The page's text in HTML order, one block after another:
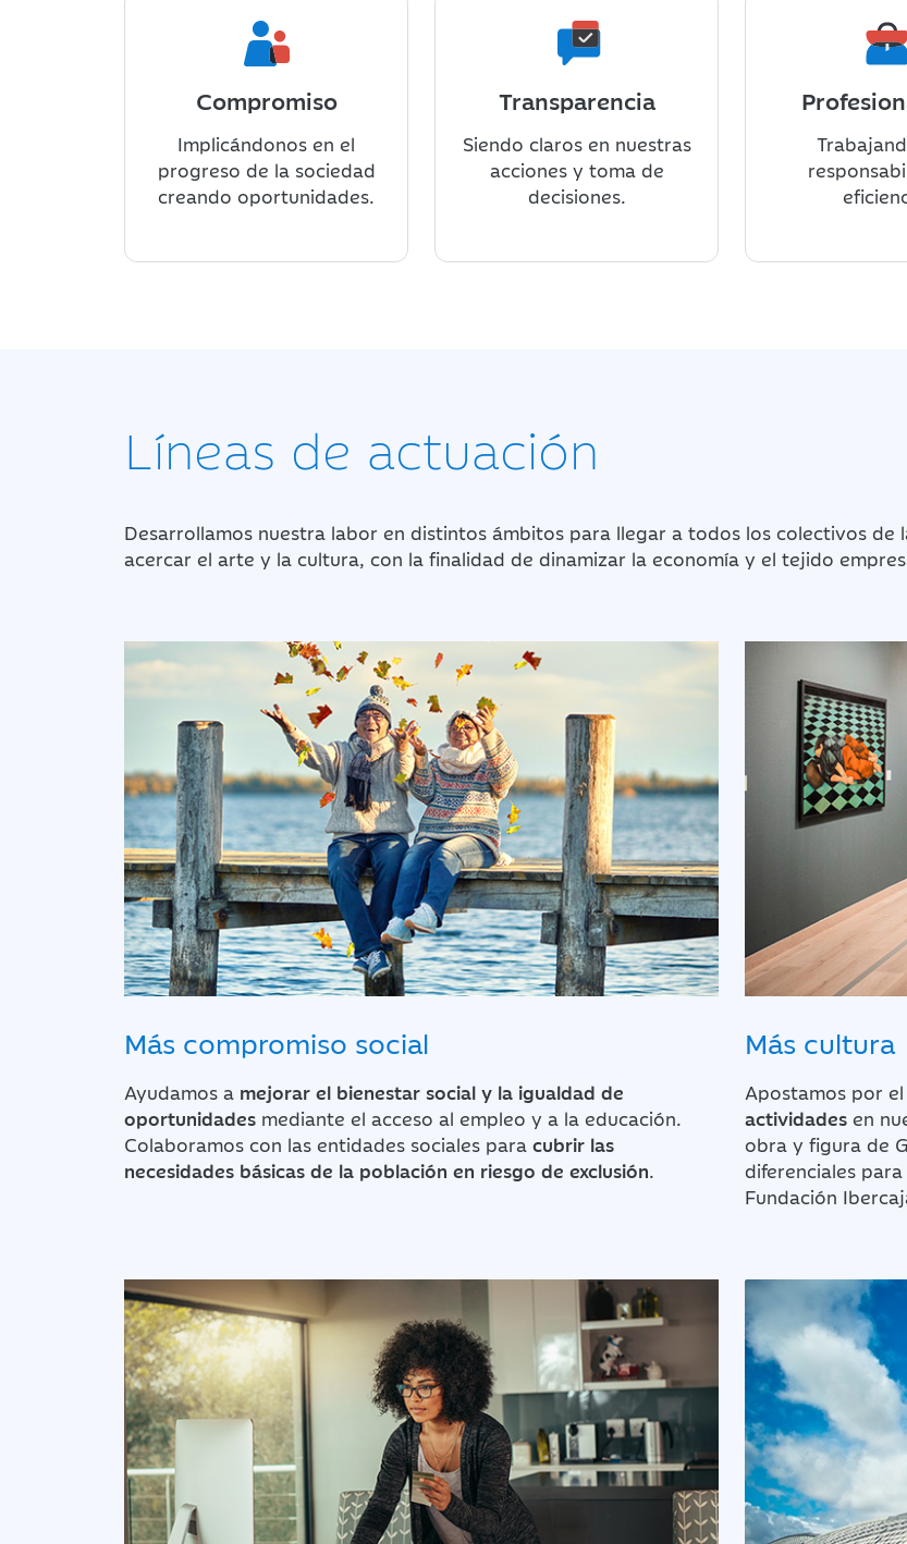
Compromiso
Implicándonos en el
progreso de la sociedad
creando oportunidades.
Transparencia
Siendo claros en nuestras
acciones y toma de
decisiones.
Líneas de actuación
Desarrollamos nuestra labor en distintos ámbitos para llegar a todos los colectivos de
acercar el arte y la cultura, con la finalidad de dinamizar la economía y el tejido
Más compromiso social
Ayudamos a mejorar el bienestar social y la igualdad de
oportunidades mediante el acceso al empleo y a la educación.
Colaboramos con las entidades sociales para cubrir las
necesidades básicas de la población en riesgo de exclusión.
Más cultura
Apostamos por
actividades en
obra y figura de
diferenciales
Fundación